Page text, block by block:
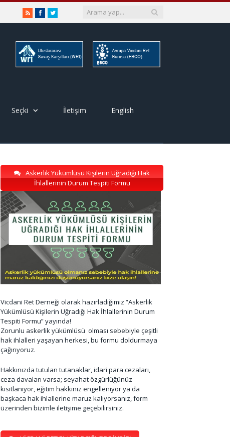
RSSFacebookTwitter
Seçki İletişim English
Askerlik Yükümlüsü Kişilerin Uğradığı Hak
İhlallerinin Durum Tespiti Formu
Vicdani Ret Derneği olarak hazırladığımız “Askerlik
Yükümlüsü Kişilerin Uğradığı Hak İhlallerinin Durum
Tespiti Formu” yayında!
Zorunlu askerlik yükümlüsü olması sebebiyle çeşitli
hak ihlalleri yaşayan herkesi, bu formu doldurmaya
çağırıyoruz.
Hakkınızda tutulan tutanaklar, idari para cezaları,
ceza davaları varsa; seyahat özgürlüğünüz
kısıtlanıyor, eğitim hakkınız engelleniyor ya da
başkaca hak ihlallerine maruz kalıyorsanız, form
üzerinden bizimle iletişime geçebilirsiniz.